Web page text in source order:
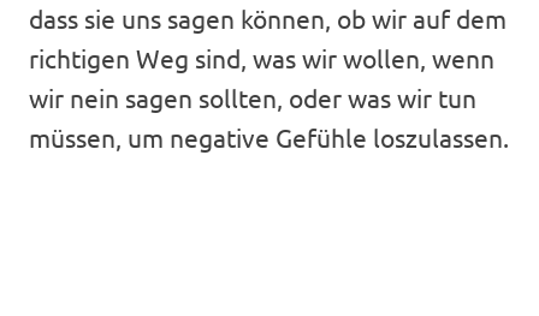
dass sie uns sagen können, ob wir auf dem
richtigen Weg sind, was wir wollen, wenn
wir nein sagen sollten, oder was wir tun
müssen, um negative Gefühle loszulassen.